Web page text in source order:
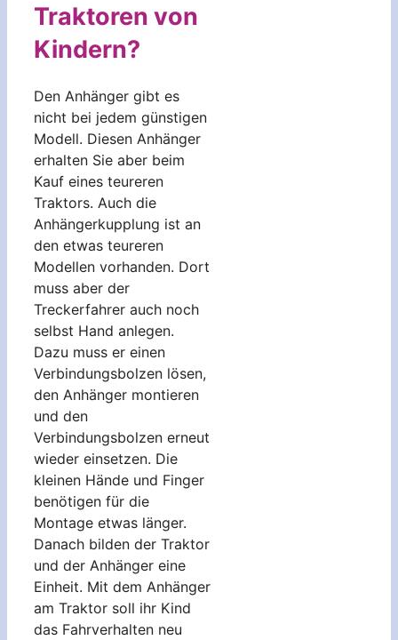
Traktoren von
Kindern?
Den Anhänger gibt es
nicht bei jedem günstigen
Modell. Diesen Anhänger
erhalten Sie aber beim
Kauf eines teureren
Traktors. Auch die
Anhängerkupplung ist an
den etwas teureren
Modellen vorhanden. Dort
muss aber der
Treckerfahrer auch noch
selbst Hand anlegen.
Dazu muss er einen
Verbindungsbolzen lösen,
den Anhänger montieren
und den
Verbindungsbolzen erneut
wieder einsetzen. Die
kleinen Hände und Finger
benötigen für die
Montage etwas länger.
Danach bilden der Traktor
und der Anhänger eine
Einheit. Mit dem Anhänger
am Traktor soll ihr Kind
das Fahrverhalten neu